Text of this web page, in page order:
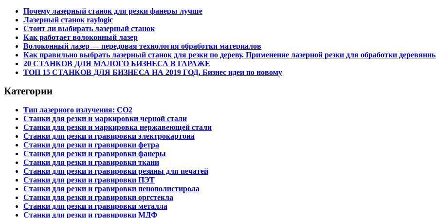
Почему лазерный станок для резки фанеры лучше
Лазерный станок raylogic
Стоит ли выбирать лазерный станок
Как работает волоконный лазер
Волоконный лазер — передовая технология обработки материалов
Как правильно выбрать лазерный станок для резки по дереву. Применение лазерной резки для обработки
20 СТАНКОВ ДЛЯ МАЛОГО БИЗНЕСА В ГАРАЖЕ
ТОП 15 СТАНКОВ ДЛЯ БИЗНЕСА НА 2019 ГОД. Бизнес идеи по новому
Категории
Тип лазерного излучения: СО2
Станки для резки и маркировки черной стали
Станки для резки и маркировка нержавеющей стали
Станки для резки и гравировки электрокартона
Станки для резки и гравировки фетра
Станки для резки и гравировки фанеры
Станки для резки и гравировки ткани
Станки для резки и гравировки резины для печатей
Станки для резки и гравировки ПЭТ
Станки для резки и гравировки пенополистирола
Станки для резки и гравировки оргстекла
Станки для резки и гравировки металла
Станки для резки и гравировки МДФ